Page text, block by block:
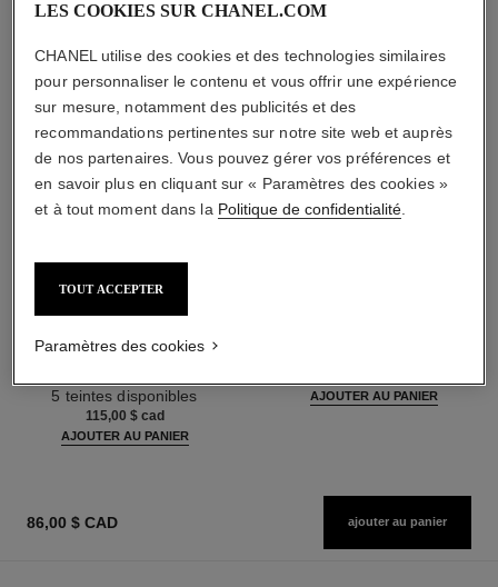
ensoleillée
Harmonie de Trois Poudres
Blush et Enlumineur. Visage,
Cou et Décolleté. Maxi Format
Réf. 186362
5 teintes disponibles
115,00 $ cad
AJOUTER AU PANIER
AJOUTER AU PANIER
86,00 $ CAD ajouter au panier
LES COOKIES SUR CHANEL.COM
CHANEL utilise des cookies et des technologies similaires
pour personnaliser le contenu et vous offrir une expérience
sur mesure, notamment des publicités et des
recommandations pertinentes sur notre site web et auprès
de nos partenaires. Vous pouvez gérer vos préférences et
en savoir plus en cliquant sur « Paramètres des cookies »
et à tout moment dans la Politique de confidentialité.
TOUT ACCEPTER
Paramètres des cookies